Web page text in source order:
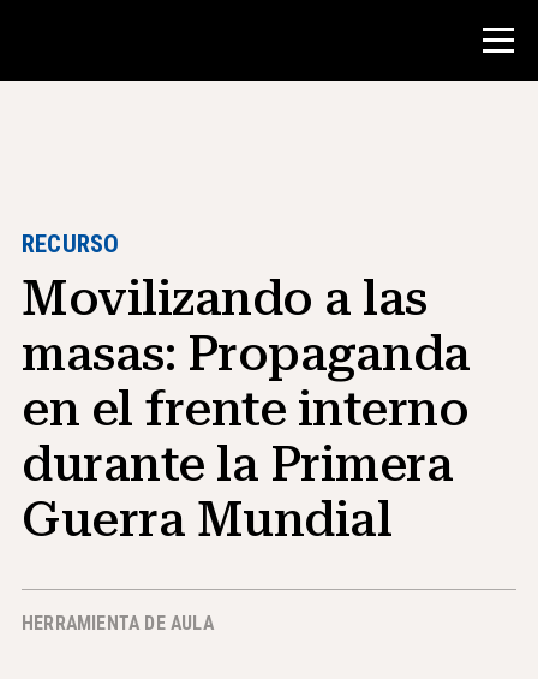
Recursos para maestros
Herramientas para el aula
institutos
Enseñanza de Habilidades de
Asesoramiento a estudiantes de NHD
RECURSO
Movilizando a las
masas: Propaganda
en el frente interno
durante la Primera
Guerra Mundial
HERRAMIENTA DE AULA